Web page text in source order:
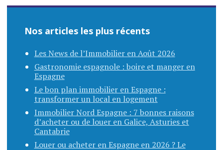
Nos articles les plus récents
Les News de l’Immobilier en Août 2026
Gastronomie espagnole : boire et manger en
Espagne
Le bon plan immobilier en Espagne :
transformer un local en logement
Immobilier Nord Espagne : 7 bonnes raisons
d’acheter ou de louer en Galice, Asturies et
Cantabrie
Louer ou acheter en Espagne en 2026 ? Le